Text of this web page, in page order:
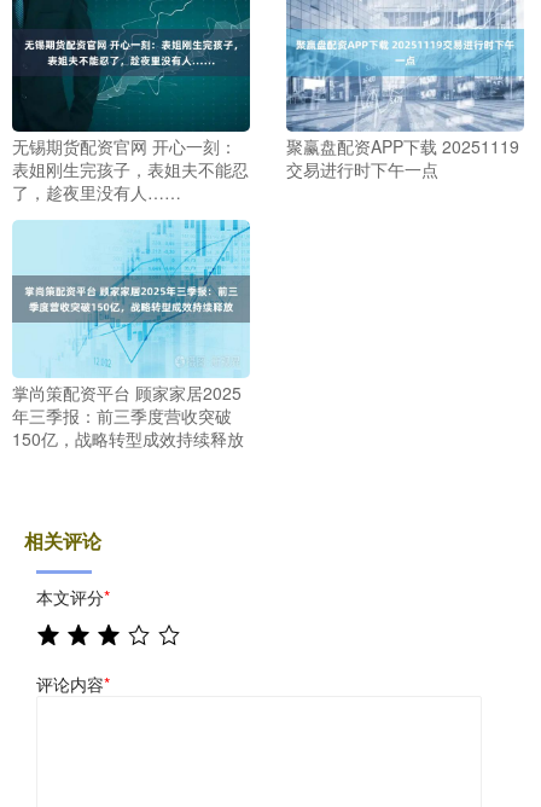
无锡期货配资官网 开心一刻：
表姐刚生完孩子，表姐夫不能忍
了，趁夜里没有人……
聚赢盘配资APP下载 20251119
交易进行时下午一点
掌尚策配资平台 顾家家居2025
年三季报：前三季度营收突破
150亿，战略转型成效持续释放
相关评论
本文评分*
评论内容*